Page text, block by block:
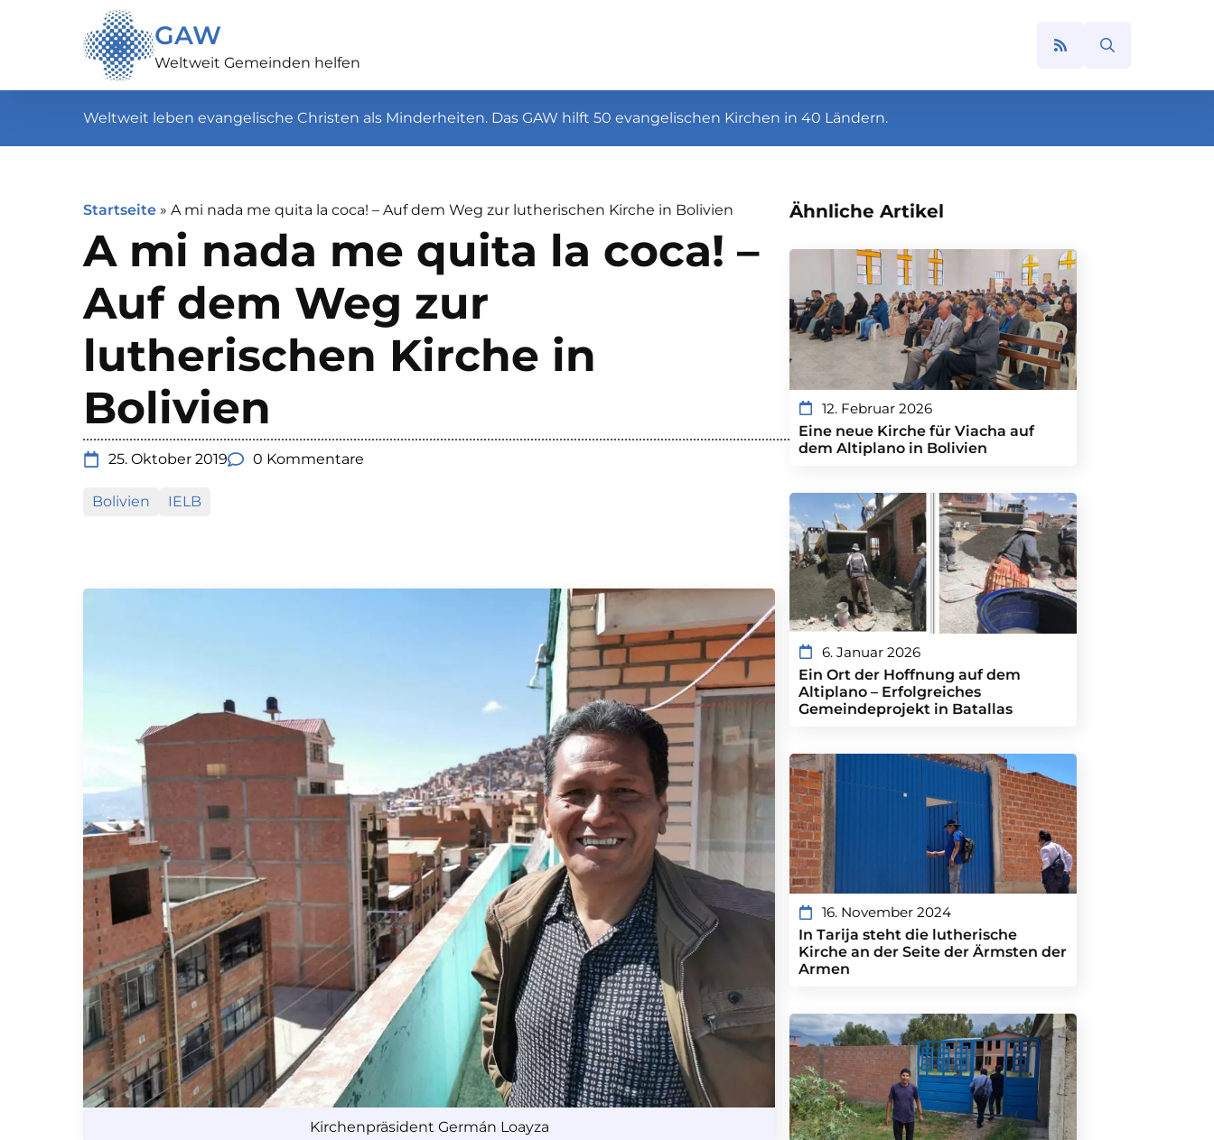
GAW
Weltweit Gemeinden helfen
Weltweit leben evangelische Christen als Minderheiten. Das GAW hilft 50 evangelischen Kirchen in 40 Ländern.
Startseite » A mi nada me quita la coca! – Auf dem Weg zur lutherischen Kirche in Bolivien
A mi nada me quita la coca! –
Auf dem Weg zur
lutherischen Kirche in
Bolivien
25. Oktober 2019 0 Kommentare
Bolivien IELB
Kirchenpräsident Germán Loayza
Ähnliche Artikel
12. Februar 2026
Eine neue Kirche für Viacha auf
dem Altiplano in Bolivien
6. Januar 2026
Ein Ort der Hoffnung auf dem
Altiplano – Erfolgreiches
Gemeindeprojekt in Batallas
16. November 2024
In Tarija steht die lutherische
Kirche an der Seite der Ärmsten der
Armen